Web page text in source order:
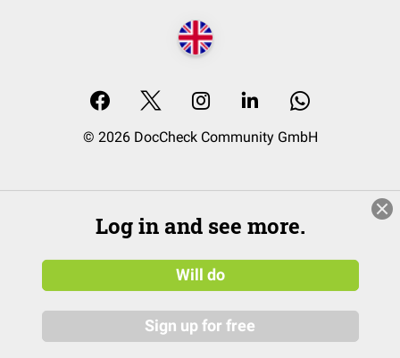
© 2026 DocCheck Community GmbH
Log in and see more.
Will do
Sign up for free